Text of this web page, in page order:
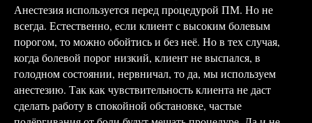
Анестезия используется перед процедурой ПМ. Но не
всегда. Естественно, если клиент с высоким болевым
порогом, то можно обойтись и без неё. Но в тех случая,
когда болевой порог низкий, клиент не выспался, в
голодном состоянии, нервничал, то да, мы используем
анестезию. Так как чувствительность клиента не даст
сделать работу в спокойной обстановке, частые